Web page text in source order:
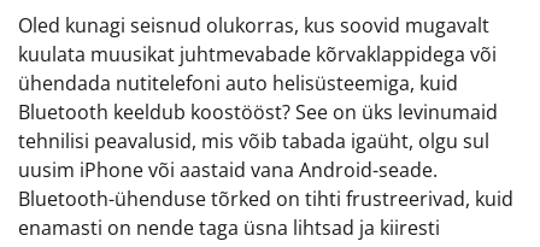
Oled kunagi seisnud olukorras, kus soovid mugavalt
kuulata muusikat juhtmevabade kõrvaklappidega või
ühendada nutitelefoni auto helisüsteemiga, kuid
Bluetooth keeldub koostööst? See on üks levinumaid
tehnilisi peavalusid, mis võib tabada igaüht, olgu sul
uusim iPhone või aastaid vana Android-seade.
Bluetooth-ühenduse tõrked on tihti frustreerivad, kuid
enamasti on nende taga üsna lihtsad ja kiiresti